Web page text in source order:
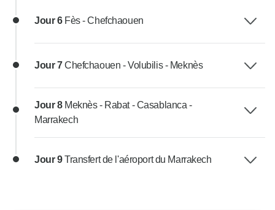
Jour 6 Fès - Chefchaouen
Jour 7Chefchaouen - Volubilis - Meknès
Jour 8 Meknès - Rabat - Casablanca -
Marrakech
Jour 9Transfert de l'aéroport du Marrakech